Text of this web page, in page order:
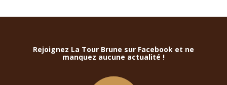
Rejoignez La Tour Brune sur Facebook et ne
manquez aucune actualité !